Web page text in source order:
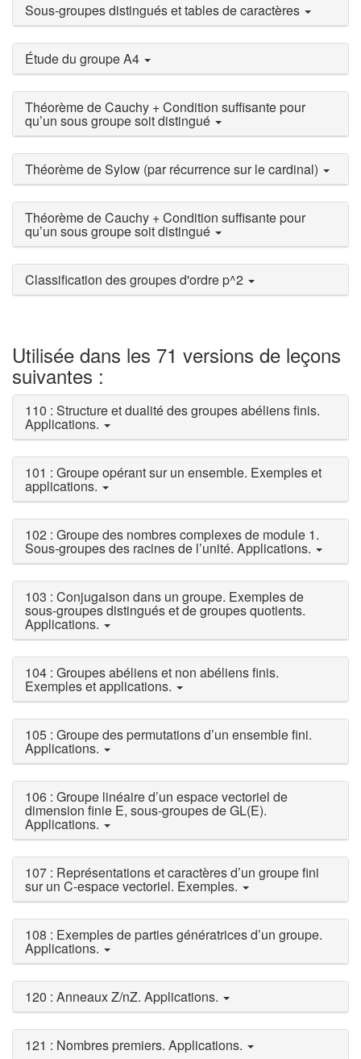
Sous-groupes distingués et tables de caractères
Étude du groupe A4
Théorème de Cauchy + Condition suffisante pour
qu’un sous groupe soit distingué
Théorème de Sylow (par récurrence sur le cardinal)
Théorème de Cauchy + Condition suffisante pour
qu’un sous groupe soit distingué
Classification des groupes d'ordre p^2
Utilisée dans les 71 versions de leçons
suivantes :
110 : Structure et dualité des groupes abéliens finis.
Applications.
101 : Groupe opérant sur un ensemble. Exemples et
applications.
102 : Groupe des nombres complexes de module 1.
Sous-groupes des racines de l’unité. Applications.
103 : Conjugaison dans un groupe. Exemples de
sous-groupes distingués et de groupes quotients.
Applications.
104 : Groupes abéliens et non abéliens finis.
Exemples et applications.
105 : Groupe des permutations d’un ensemble fini.
Applications.
106 : Groupe linéaire d’un espace vectoriel de
dimension finie E, sous-groupes de GL(E).
Applications.
107 : Représentations et caractères d’un groupe fini
sur un C-espace vectoriel. Exemples.
108 : Exemples de parties génératrices d’un groupe.
Applications.
120 : Anneaux Z/nZ. Applications.
121 : Nombres premiers. Applications.